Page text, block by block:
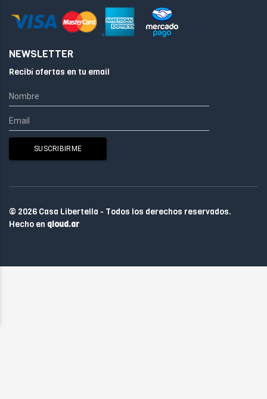
NEWSLETTER
Recibí ofertas en tu email
© 2026 Casa Libertella - Todos los derechos reservados.
Hecho en qloud.ar